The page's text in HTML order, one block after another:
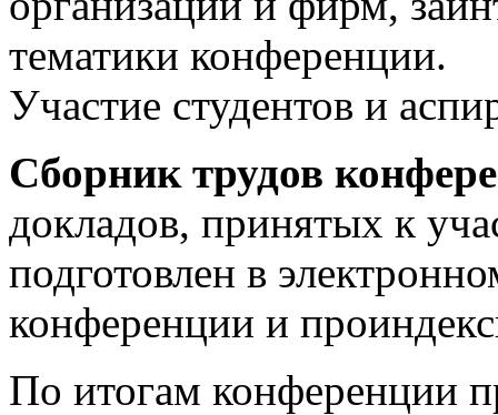
тематики конференции.
Участие студентов и
Сборник трудов
докладов, принятых к
подготовлен в
конференции и
По итогам конференции